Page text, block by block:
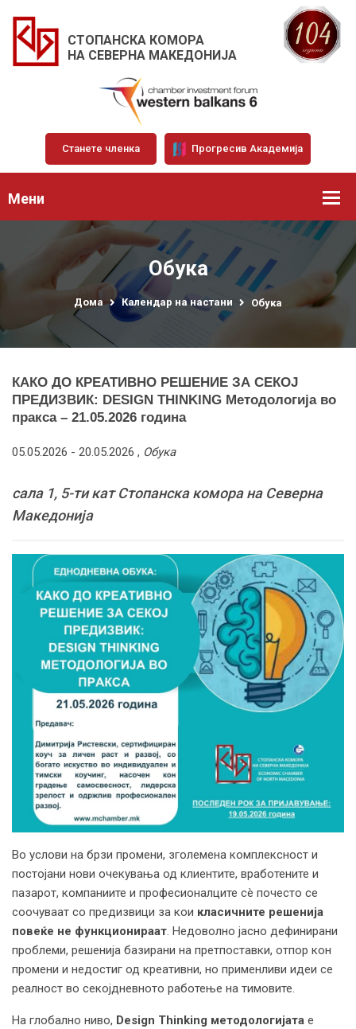
СТОПАНСКА КОМОРА
НА СЕВЕРНА МАКЕДОНИЈА
Станете членка Прогресив Академија
Мени
Обука
Дома Календар на настани Обука
КАКО ДО КРЕАТИВНО РЕШЕНИЕ ЗА СЕКОЈ
ПРЕДИЗВИК: DESIGN THINKING Методологија во
пракса – 21.05.2026 година
05.05.2026 - 20.05.2026 , Обука
сала 1, 5-ти кат Стопанска комора на Северна
Македонија
Во услови на брзи промени, зголемена комплексност и
постојани нови очекувања од клиентите, вработените и
пазарот, компаниите и професионалците сè почесто се
соочуваат со предизвици за кои класичните решенија
повеќе не функционираат. Недоволно јасно дефинирани
проблеми, решенија базирани на претпоставки, отпор кон
промени и недостиг од креативни, но применливи идеи се
реалност во секојдневното работење на тимовите.
На глобално ниво, Design Thinking методологијата е